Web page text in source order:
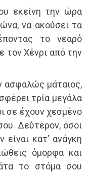
εκείνη την ώρα
να ακούσει τα
το νεαρό
τον Χένρι από την
ασφαλώς μάταιος,
τρία μεγάλα
σε έχουν χεσμένο
Δεύτερον, όσοι
κατ’ ανάγκη
όμορφα και
το στόμα σου